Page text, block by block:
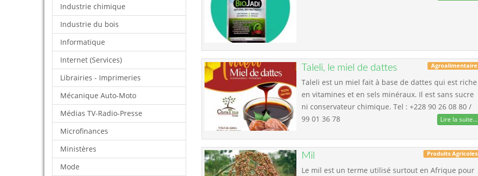
Industrie chimique
Industrie du bois
Informatique
Internet (Services)
Librairies - Imprimeries
Mécanique Auto-Moto
Médias TV-Radio-Presse
Microfinances
Ministères
Mode
Agroalimentaire
Taleli, le miel de dattes
Taleli est un miel fait à base de dattes qui est riche
en vitamines et en sels minéraux. Il est sans sucre
ni conservateur chimique. Tel : +228 90 26 08 80 /
99 01 36 78
Lire la suite...
Produits Agricoles
Mil
Le mil est un terme utilisé surtout en Afrique pour